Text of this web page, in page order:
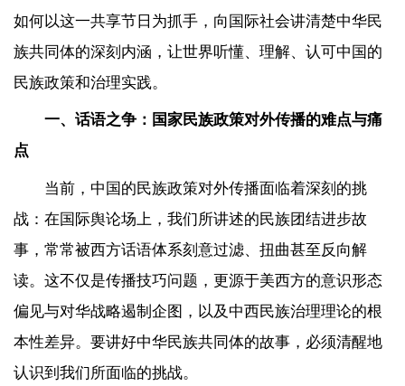
如何以这一共享节日为抓手，向国际社会讲清楚中华民
族共同体的深刻内涵，让世界听懂、理解、认可中国的
民族政策和治理实践。
一、话语之争：国家民族政策对外传播的难点与痛
点
当前，中国的民族政策对外传播面临着深刻的挑
战：在国际舆论场上，我们所讲述的民族团结进步故
事，常常被西方话语体系刻意过滤、扭曲甚至反向解
读。这不仅是传播技巧问题，更源于美西方的意识形态
偏见与对华战略遏制企图，以及中西民族治理理论的根
本性差异。要讲好中华民族共同体的故事，必须清醒地
认识到我们所面临的挑战。